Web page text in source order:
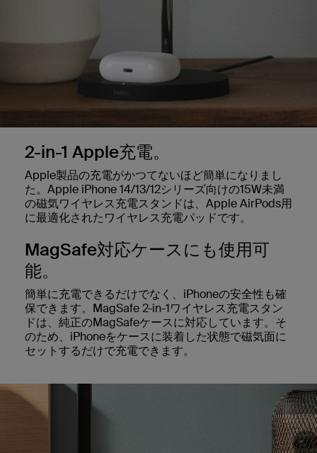
2-in-1 Apple充電。
Apple製品の充電がかつてないほど簡単になりまし
た。Apple iPhone 14/13/12シリーズ向けの15W未満
の磁気ワイヤレス充電スタンドは、Apple AirPods用
に最適化されたワイヤレス充電パッドです。
MagSafe対応ケースにも使用可
能。
簡単に充電できるだけでなく、iPhoneの安全性も確
保できます。MagSafe 2-in-1ワイヤレス充電スタン
ドは、純正のMagSafeケースに対応しています。そ
のため、iPhoneをケースに装着した状態で磁気面に
セットするだけで充電できます。